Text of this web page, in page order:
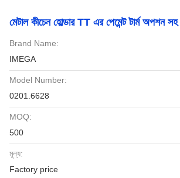
মেটাল কীচেন হোল্ডার TT এর পেমেন্ট টার্ম অপশন
Brand Name:
IMEGA
Model Number:
0201.6628
MOQ:
500
মূল্য:
Factory price